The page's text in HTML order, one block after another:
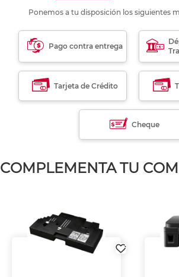
Ponemos a tu disposición los siguientes
Pago contra entrega
Tarjeta de Crédito
Cheque
COMPLEMENTA TU